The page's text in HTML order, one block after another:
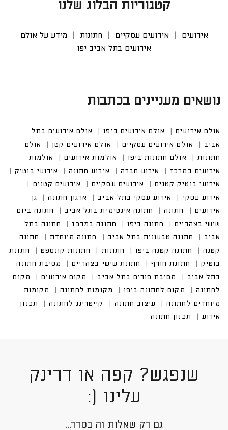
קטגוריות הבלוג שלנו
אירועים אירועים עסקיים חתונות
מידע על אולם
אירועים בתל אביב יפו
נושאים מעניינים בכתבות
אולם אירועים אולם אירועים ביפו
אולם אירועים בתל א
ביב
אולם אירועים עסקיים אולם אירועים קטן
אולם חתונ
ות
אולם חתונות ביפו אולמות אירועים
אולמות אירועים
במרכז
אירוע חברה אירוע חתונה
אירועי בוטיק
אירועי בוטיק קטנים
אירועים עסקיים
אירוע עסקי בתל אביב
חתונה אינטימית בתל אביב
חתונה ביום שישי בצהריים
שנפגש? קפה או דרינק
עלינו (:
גם רק שאלות זה בסדר...